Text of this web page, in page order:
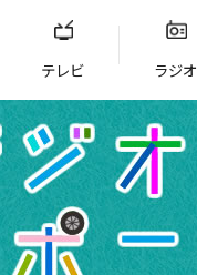
テレビ ラジオ